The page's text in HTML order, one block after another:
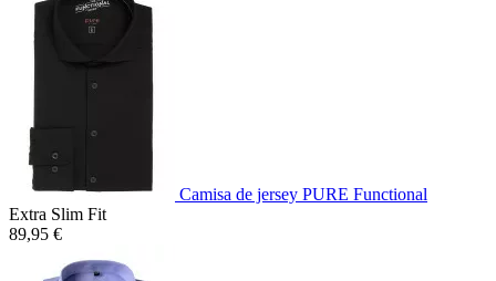
Camisa de jersey PURE Functional
Extra Slim Fit
89,95 €